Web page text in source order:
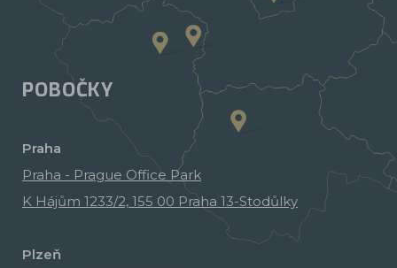
POBOČKY
Praha
Praha - Prague Office Park
K Hájům 1233/2, 155 00 Praha 13-Stodůlky
Plzeň